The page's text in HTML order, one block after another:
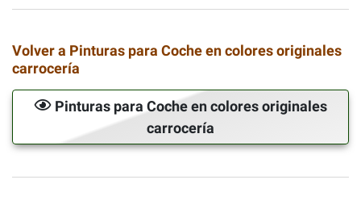
Volver a Pinturas para Coche en colores originales
carrocería
Pinturas para Coche en colores originales
carrocería